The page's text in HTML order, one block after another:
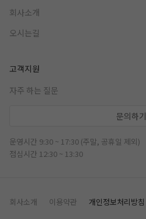
회사소개
오시는길
고객지원
자주 하는 질문
문의하기
운영시간 9:30 ~ 17:30 (주말, 공휴일 제외)
점심시간 12:30 ~ 13:30
회사소개 이용약관 개인정보처리방침